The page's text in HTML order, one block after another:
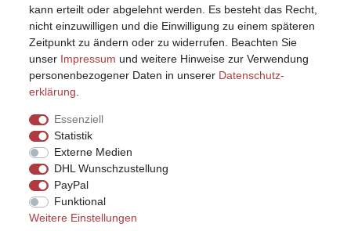
kann erteilt oder abgelehnt werden. Es besteht das Recht,
nicht einzuwilligen und die Einwilligung zu einem späteren
Zeitpunkt zu ändern oder zu widerrufen. Beachten Sie
unser Impressum und weitere Hinweise zur Verwendung
personenbezogener Daten in unserer Daten­schutz­
erklärung
Essenziell
Statistik
Externe Medien
DHL Wunschzustellung
PayPal
Funktional
Weitere Einstellungen